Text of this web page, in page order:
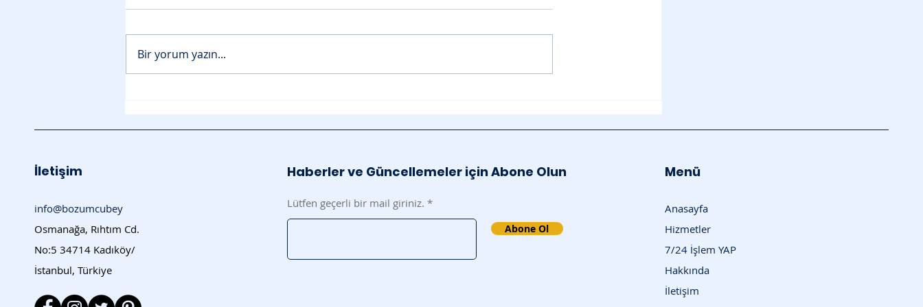
Key Bozum
Bir yorum yazın...
İletişim
info@bozumcubey
Osmanağa, Rıhtım Cd.
No:5 34714 Kadıköy/
İstanbul, Türkiye
Haberler ve Güncellemeler için Abone Olun
Lütfen geçerli bir mail giriniz.
Abone Ol
Menü
Anasayfa
Hizmetler
7/24 İşlem YAP
Hakkında
İletişim